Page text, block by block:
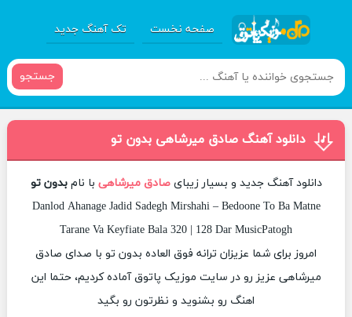
صفحه نخست تک آهنگ جدید
جستجو
دانلود آهنگ صادق میرشاهی بدون تو
دانلود آهنگ جدید و بسیار زیبایصادق میرشاهی با نامبدون تو
Danlod Ahanage Jadid Sadegh Mirshahi – Bedoone To Ba Matne
Tarane Va Keyfiate Bala 320 | 128 Dar MusicPatogh
امروز برای شما عزیزان ترانه فوق العاده بدون تو با صدای صادق
میرشاهی عزیز رو در سایت موزیک پاتوق آماده کردیم، حتما این
اهنگ رو بشنوید و نظرتون رو بگید